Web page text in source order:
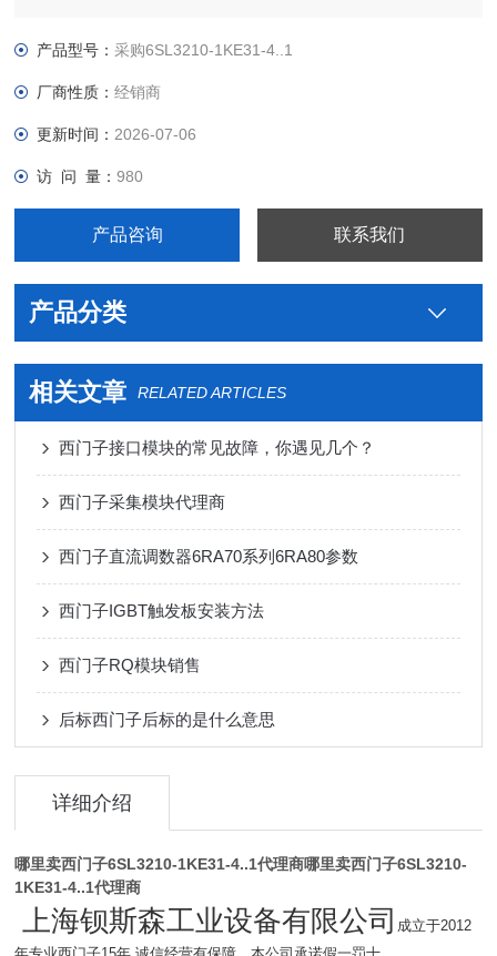
自动化控制、网络通讯、变频电机、低压元器件、智能仪表等电
产品型号： 采购6SL3210-1KE31-4..1
厂商性质：经销商
更新时间： 2026-07-06
访 问 量：980
产品咨询 联系我们
产品分类
相关文章 RELATED ARTICLES
西门子接口模块的常见故障，你遇见几个？
西门子采集模块代理商
西门子直流调数器6RA70系列6RA80参数
西门子IGBT触发板安装方法
西门子RQ模块销售
后标西门子后标的是什么意思
详细介绍
哪里卖西门子6SL3210-1KE31-4..1代理商哪里卖西门子6SL3210-
1KE31-4..1代理商
上海钡斯森工业设备有限公司 成立于2012